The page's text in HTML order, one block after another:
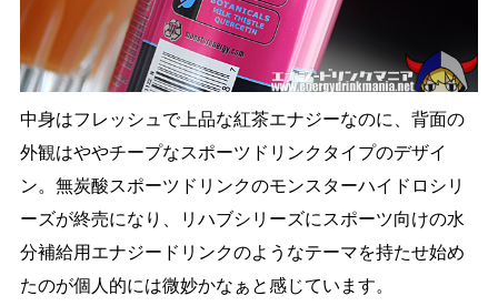
中身はフレッシュで上品な紅茶エナジーなのに、背面の
外観はややチープなスポーツドリンクタイプのデザイ
ン。無炭酸スポーツドリンクのモンスターハイドロシリ
ーズが終売になり、リハブシリーズにスポーツ向けの水
分補給用エナジードリンクのようなテーマを持たせ始め
たのが個人的には微妙かなぁと感じています。